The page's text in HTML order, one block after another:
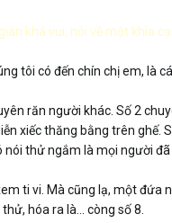
khá vui, nói về một khía
tôi có đến chín chị em, là
răn người khác. Số 2
xiếc thăng bằng trên
thử ngắm là mọi người
ti vi. Mà cũng lạ, một
hóa ra là... còng số 8.